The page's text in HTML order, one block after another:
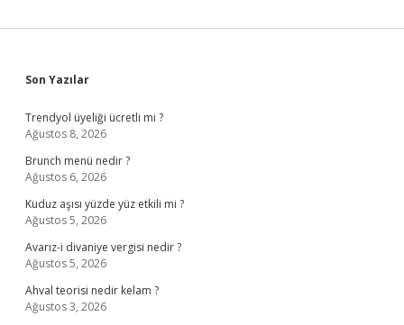
Sidebar
Son Yazılar
Trendyol üyeliği ücretli mi ?
Ağustos 8, 2026
Brunch menü nedir ?
Ağustos 6, 2026
Kuduz aşısı yüzde yüz etkili mi ?
Ağustos 5, 2026
Avarız-i divaniye vergisi nedir ?
Ağustos 5, 2026
Ahval teorisi nedir kelam ?
Ağustos 3, 2026